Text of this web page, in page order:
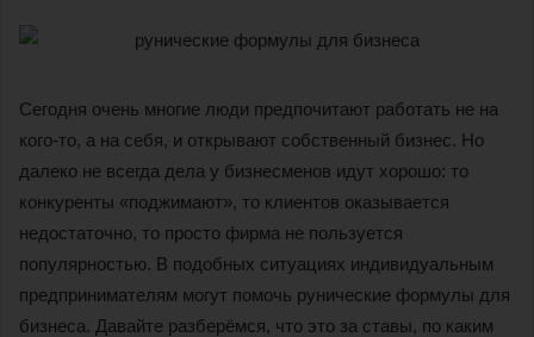
Сегодня очень многие люди предпочитают работать не на
кого-то, а на себя, и открывают собственный бизнес. Но
далеко не всегда дела у бизнесменов идут хорошо: то
конкуренты «поджимают», то клиентов оказывается
недостаточно, то просто фирма не пользуется
популярностью. В подобных ситуациях индивидуальным
предпринимателям могут помочь рунические формулы для
бизнеса. Давайте разберёмся, что это за ставы, по каким